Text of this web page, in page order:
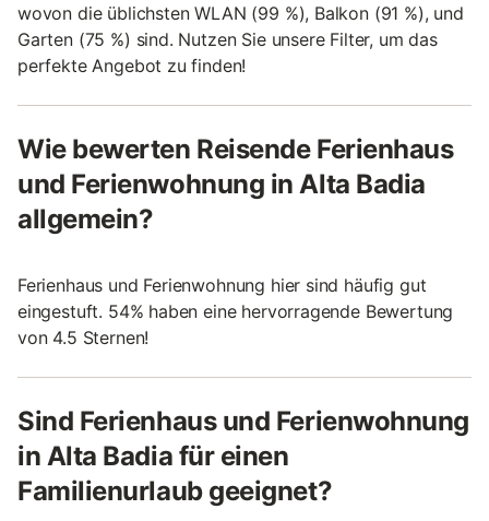
wovon die üblichsten WLAN (99 %), Balkon (91 %), und
Garten (75 %) sind. Nutzen Sie unsere Filter, um das
perfekte Angebot zu finden!
Wie bewerten Reisende Ferienhaus
und Ferienwohnung in Alta Badia
allgemein?
Ferienhaus und Ferienwohnung hier sind häufig gut
eingestuft. 54% haben eine hervorragende Bewertung
von 4.5 Sternen!
Sind Ferienhaus und Ferienwohnung
in Alta Badia für einen
Familienurlaub geeignet?